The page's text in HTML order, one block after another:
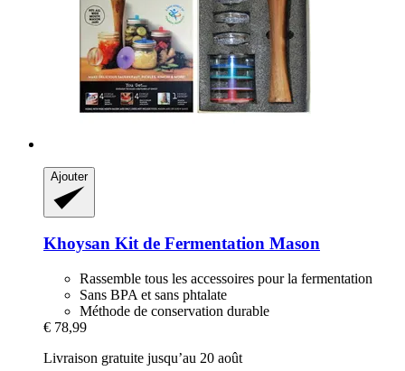
Ajouter
Khoysan Kit de Fermentation Mason
Rassemble tous les accessoires pour la fermentation
Sans BPA et sans phtalate
Méthode de conservation durable
€ 78,99
Livraison gratuite jusqu’au 20 août